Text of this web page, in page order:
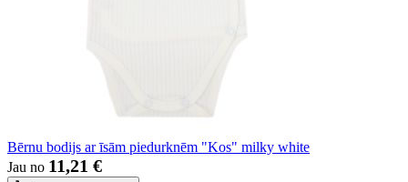
Bērnu bodijs ar īsām piedurknēm "Kos" milky white
Jau no 11,21 €